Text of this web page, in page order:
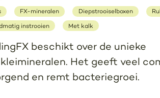
FX-mineralen Diepstrooiselboxen
instrooien Met kalk
beschikt over de unieke
Het geeft veel
en remt bacteriegroei.